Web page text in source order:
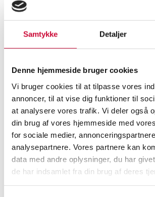
Samtykke Detaljer
Denne hjemmeside bruger cookies
Vi bruger cookies til at tilpasse vores
annoncer, til at vise dig funktioner til
at analysere vores trafik. Vi deler også
din brug af vores hjemmeside med
for sociale medier,
analysepartnere. Vores partnere kan
data med andre oplysninger, du har
de har indsamlet fra din brug af deres
Auktionen er afsluttet
Christofle: Stort fad
SHOWROOM
Hørsholm
VURDERING
DKK 1.400 6495092
Beskrivelse